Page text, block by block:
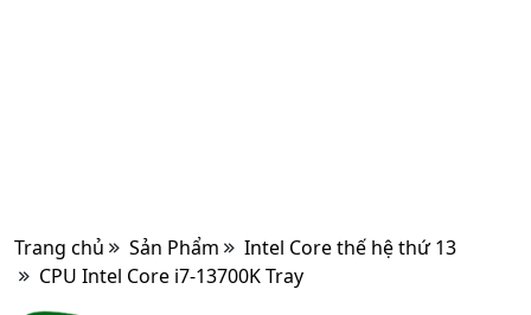
Trang chủ Sản Phẩm
Intel Core thế hệ thứ 13
CPU Intel Core i7-13700K Tray